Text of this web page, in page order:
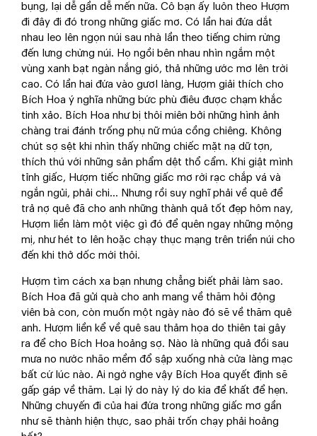
bụng, lại dễ gần dễ mến nữa. Cô bạn ấy luôn theo Hượm
đi đây đi đó trong những giấc mơ. Có lần hai đứa dắt
nhau leo lên ngọn núi sau nhà lần theo tiếng chim rừng
đến lưng chừng núi. Họ ngồi bên nhau nhìn ngắm một
vùng xanh bạt ngàn nắng gió, thả những ước mơ lên trời
cao. Có lần hai đứa vào gươl làng, Hượm giải thích cho
Bích Hoa ý nghĩa những bức phù điêu được chạm khắc
tinh xảo. Bích Hoa như bị thôi miên bởi những hình ảnh
chàng trai đánh trống phụ nữ múa cồng chiêng. Không
chút sợ sệt khi nhìn thấy những chiếc mặt nạ dữ tợn,
thích thú với những sản phẩm dệt thổ cẩm. Khi giật mình
tỉnh giấc, Hượm tiếc những giấc mơ rời rạc chắp vá và
ngắn ngủi, phải chi... Nhưng rồi suy nghĩ phải về quê để
trả nợ quê đã cho anh những thành quả tốt đẹp hôm nay,
Hượm liền làm một việc gì đó để quên ngay những mộng
mị, như hét to lên hoặc chạy thục mạng trên triền núi cho
đến khi thở dốc mới thôi.
Hượm tìm cách xa bạn nhưng chẳng biết phải làm sao.
Bích Hoa đã gửi quà cho anh mang về thăm hỏi động
viên bà con, còn muốn một ngày nào đó sẽ về thăm quê
anh. Hượm liền kể về quê sau thảm họa do thiên tai gây
ra để cho Bích Hoa hoảng sợ. Nào là những quả đồi sau
mưa no nước nhão mềm đổ sập xuống nhà cửa làng mạc
bất cứ lúc nào. Ai ngờ nghe vậy Bích Hoa quyết định sẽ
gấp gáp về thăm. Lại lý do này lý do kia để khất để hẹn.
Những chuyến đi của hai đứa trong những giấc mơ gần
như sẽ thành hiện thực, sao phải trốn chạy phải hoảng